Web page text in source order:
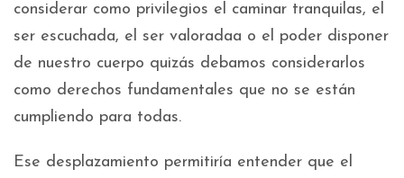
considerar como privilegios el caminar tranquilas, el
ser escuchada, el ser valoradaa o el poder disponer
de nuestro cuerpo quizás debamos considerarlos
como derechos fundamentales que no se están
cumpliendo para todas.
Ese desplazamiento permitiría entender que el